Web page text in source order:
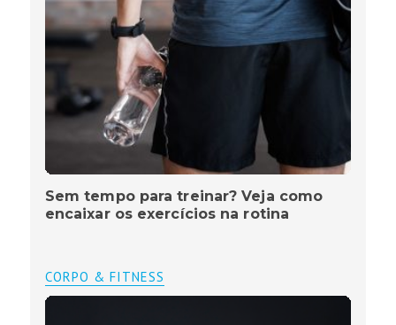
Sem tempo para treinar? Veja como
encaixar os exercícios na rotina
CORPO & FITNESS